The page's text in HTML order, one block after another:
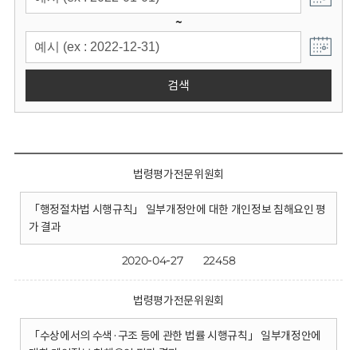
~
검색
법령평가전문위원회
「행정절차법 시행규칙」 일부개정안에 대한 개인정보 침해요인 평
가 결과
2020-04-27 22458
법령평가전문위원회
「수상에서의 수색·구조 등에 관한 법률 시행규칙」 일부개정안에